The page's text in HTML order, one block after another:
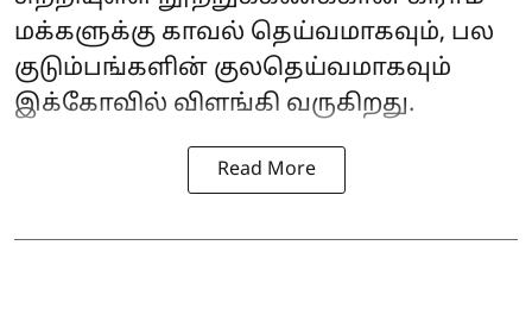
மக்களுக்கு காவல் தெய்வமாகவும், பல
குடும்பங்களின் குலதெய்வமாகவும்
இக்கோவில் விளங்கி வருகிறது.
Read More